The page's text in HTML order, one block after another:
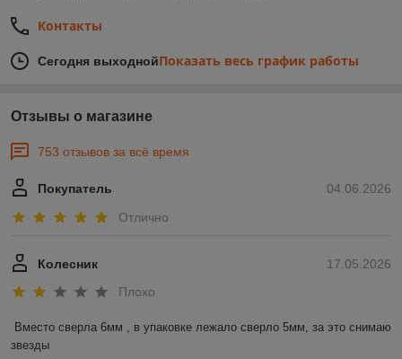
Контакты
Сегодня выходнойПоказать весь график работы
Отзывы о магазине
753 отзывов за всё время
04.06.2026
Покупатель
Отлично
17.05.2026
Колесник
Плохо
Вместо сверла 6мм , в упаковке лежало сверло 5мм, за это снимаю
звезды